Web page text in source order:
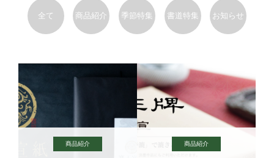
全て 商品紹介 季節特集 書道特集 お知らせ
商品紹介 商品紹介